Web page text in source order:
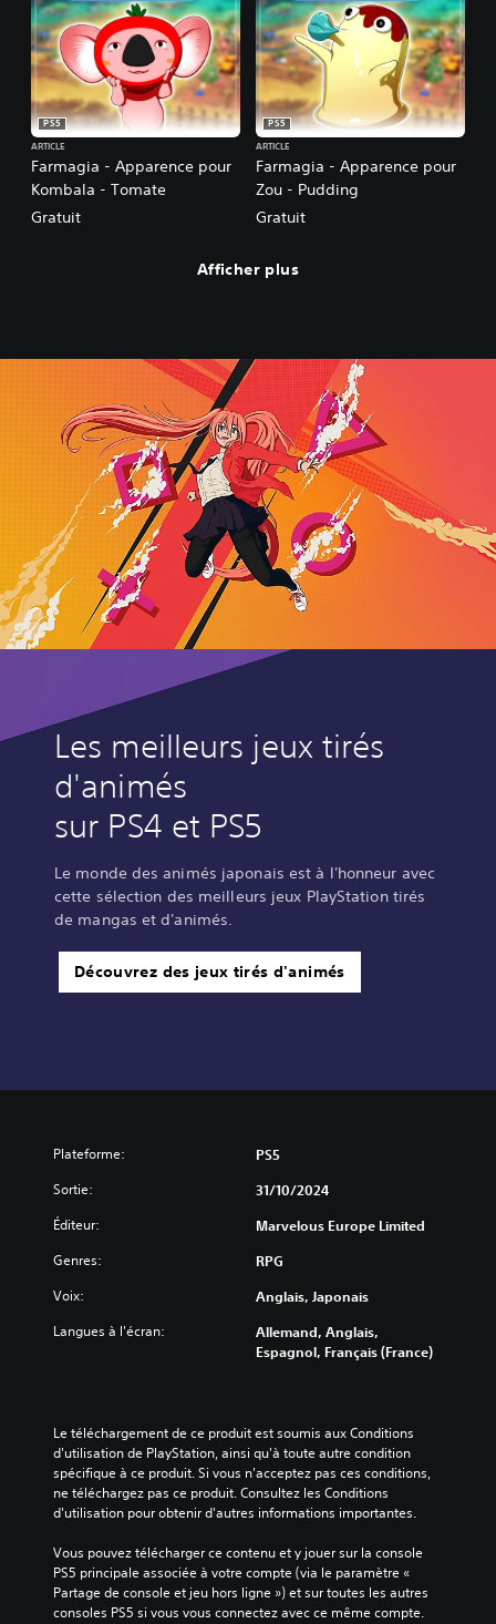
Farmagia - Apparence pour
Kombala - Tomate
PS5
ARTICLE
Gratuit
Farmagia - Apparence pour
Zou - Pudding
PS5
ARTICLE
Gratuit
Afficher plus
Les meilleurs jeux tirés
d'animés
sur PS4 et PS5
Le monde des animés japonais est à l'honneur avec
cette sélection des meilleurs jeux PlayStation tirés
de mangas et d'animés.
Découvrez des jeux tirés d'animés
Plateforme: PS5
Sortie: 31/10/2024
Éditeur: Marvelous Europe Limited
Genres: RPG
Voix: Anglais, Japonais
Langues à l'écran:
Allemand, Anglais,
Espagnol, Français (France)
Le téléchargement de ce produit est soumis aux Conditions
d'utilisation de PlayStation, ainsi qu'à toute autre condition
spécifique à ce produit. Si vous n'acceptez pas ces conditions,
ne téléchargez pas ce produit. Consultez les Conditions
d'utilisation pour obtenir d'autres informations importantes.
Vous pouvez télécharger ce contenu et y jouer sur la console
PS5 principale associée à votre compte (via le paramètre «
Partage de console et jeu hors ligne ») et sur toutes les autres
consoles PS5 si vous vous connectez avec ce même compte.